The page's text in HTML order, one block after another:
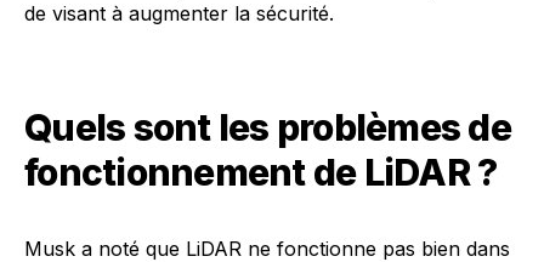
de visant à augmenter la sécurité.
Quels sont les problèmes de
fonctionnement de LiDAR ?
Musk a noté que LiDAR ne fonctionne pas bien dans